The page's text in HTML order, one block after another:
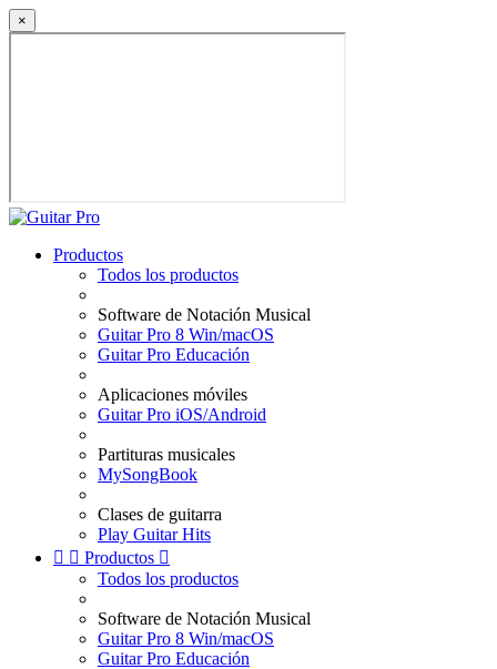
×
Productos
Todos los productos
Software de Notación Musical
Guitar Pro 8 Win/macOS
Guitar Pro Educación
Aplicaciones móviles
Guitar Pro iOS/Android
Partituras musicales
MySongBook
Clases de guitarra
Play Guitar Hits
  Productos 
Todos los productos
Software de Notación Musical
Guitar Pro 8 Win/macOS
Guitar Pro Educación